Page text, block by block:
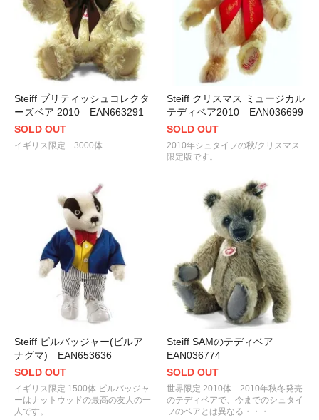
Steiff ブリティッシュコレクタ
ーズベア 2010 EAN663291
SOLD OUT
イギリス限定 3000体
Steiff クリスマス ミュージカル
テディベア2010 EAN036699
SOLD OUT
2010年シュタイフの秋/クリスマス
限定版です。
Steiff ビルバッジャー(ビルア
ナグマ) EAN653636
SOLD OUT
イギリス限定 1500体 ビルバッジャ
ーはナットウッドの最高の友人の一
人です。
Steiff SAMのテディベア
EAN036774
SOLD OUT
世界限定 2010体 2010年秋冬発売
のテディベアで、今までのシュタイ
フのベアとは異なる・・・